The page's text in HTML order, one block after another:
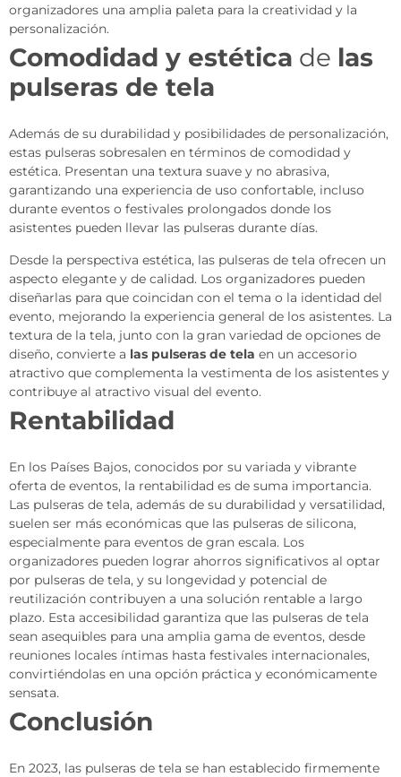
organizadores una amplia paleta para la creatividad y la
personalización.
Comodidad y estética de las
pulseras de tela
Además de su durabilidad y posibilidades de personalización,
estas pulseras sobresalen en términos de comodidad y
estética. Presentan una textura suave y no abrasiva,
garantizando una experiencia de uso confortable, incluso
durante eventos o festivales prolongados donde los
asistentes pueden llevar las pulseras durante días.
Desde la perspectiva estética, las pulseras de tela ofrecen un
aspecto elegante y de calidad. Los organizadores pueden
diseñarlas para que coincidan con el tema o la identidad del
evento, mejorando la experiencia general de los asistentes. La
textura de la tela, junto con la gran variedad de opciones de
diseño, convierte a las pulseras de tela en un accesorio
atractivo que complementa la vestimenta de los asistentes y
contribuye al atractivo visual del evento.
Rentabilidad
En los Países Bajos, conocidos por su variada y vibrante
oferta de eventos, la rentabilidad es de suma importancia.
Las pulseras de tela, además de su durabilidad y versatilidad,
suelen ser más económicas que las pulseras de silicona,
especialmente para eventos de gran escala. Los
organizadores pueden lograr ahorros significativos al optar
por pulseras de tela, y su longevidad y potencial de
reutilización contribuyen a una solución rentable a largo
plazo. Esta accesibilidad garantiza que las pulseras de tela
sean asequibles para una amplia gama de eventos, desde
reuniones locales íntimas hasta festivales internacionales,
convirtiéndolas en una opción práctica y económicamente
sensata.
Conclusión
En 2023, las pulseras de tela se han establecido firmemente